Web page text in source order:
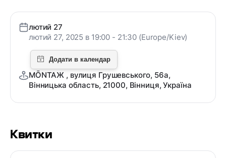
Квитки
лютий 27
лютий 27, 2025 в 19:00 - 21:30 (Europe/Kiev)
MŌNTAЖ , вулиця Грушевського, 56а,
Вінницька область, 21000, Вінниця, Україна